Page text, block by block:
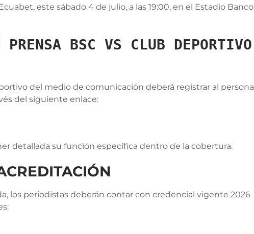
este sábado 4 de julio, a las 19:00, en el Estadio Banco
PRENSA BSC VS CLUB DEPORTIVO
del medio de comunicación deberá registrar al personal
del siguiente enlace:
detallada su función específica dentro de la cobertura.
los periodistas deberán contar con credencial vigente 2026